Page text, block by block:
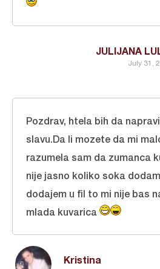
JULIJANA
July 31,
Kristina
Pozdrav, htela bih da
slavu.Da li mozete da mi
razumela sam da zumanca
nije jasno koliko soka
dodajem u fil to mi nije bas
mlada kuvarica